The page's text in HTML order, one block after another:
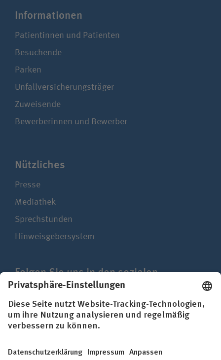
Infor­ma­tionen
Patientinnen und Patienten
Besuchende
Parken
Unfallversicherungsträger
Zuweisende
Bewerberinnen und Bewerber
Nützliches
Presse
Mediathek
Sprechstunden
Hinweisgebersystem
Folgen Sie uns in den sozialen
Netzwerken